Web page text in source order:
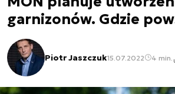
garnizonów. Gdzie
Piotr Jaszczuk15.07.2022 4 min.